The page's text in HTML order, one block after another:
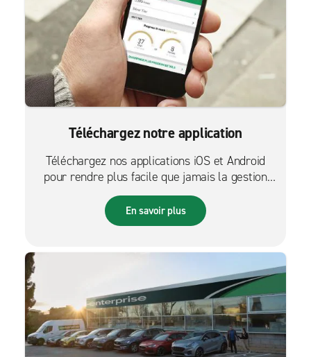
Téléchargez notre application
Téléchargez nos applications iOS et Android
pour rendre plus facile que jamais la gestion
des réservations sur le pouce.
En savoir plus